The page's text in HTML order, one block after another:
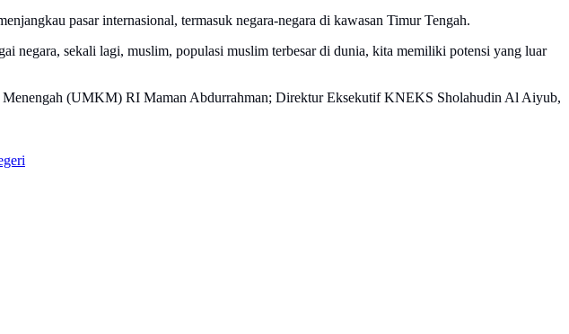
pasar internasional, termasuk negara-negara di kawasan Timur Tengah.
negara, sekali lagi, muslim, populasi muslim terbesar di dunia, kita memiliki potensi yang luar
(UMKM) RI Maman Abdurrahman; Direktur Eksekutif KNEKS Sholahudin Al Aiyub,